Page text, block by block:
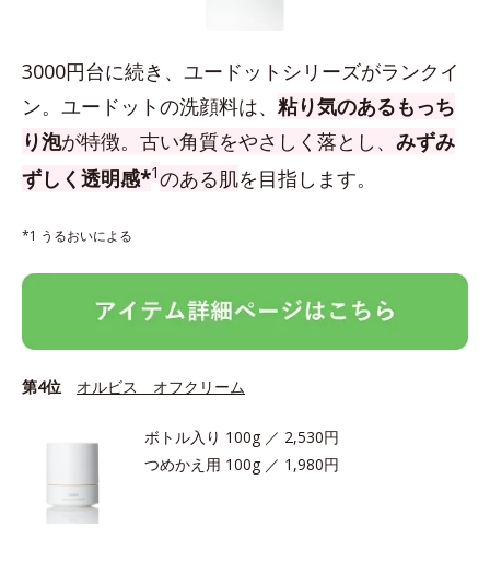
3000円台に続き、ユードットシリーズがランクイ
ン。ユードットの洗顔料は、 粘り気のあるもっち
り泡が特徴。古い角質をやさしく落とし、 みずみ
ずしく透明感*1のある肌を目指します。
*1 うるおいによる
第4位 オルビス オフクリーム
ボトル入り 100g ／ 2,530円
つめかえ用 100g ／ 1,980円